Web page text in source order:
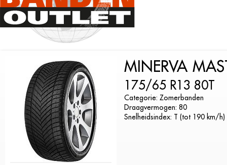
MINERVA
175/65 R13 80T
Categorie: Zomerbanden
Draagvermogen: 80
Snelheidsindex: T (tot 190 km/h)